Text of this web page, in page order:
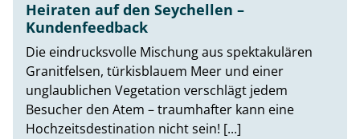
Heiraten auf den Seychellen –
Kundenfeedback
Die eindrucksvolle Mischung aus spektakulären
Granitfelsen, türkisblauem Meer und einer
unglaublichen Vegetation verschlägt jedem
Besucher den Atem – traumhafter kann eine
Hochzeitsdestination nicht sein! [...]